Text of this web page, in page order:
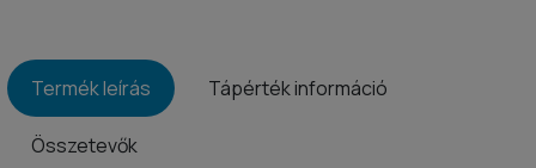
Termék leírás Tápérték információ
Összetevők